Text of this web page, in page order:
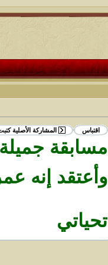
اقتباس المشاركة الأصلية
مسابقة
وأعتقد إنه
تحياتي